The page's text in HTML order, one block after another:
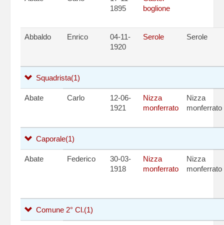
1895
boglione
Abbaldo Enrico
04-11-
1920
Serole Serole
Squadrista(1)
Abate Carlo
12-06-
1921
Nizza
monferrato
Nizza
monferrato
Caporale(1)
Abate Federico
30-03-
1918
Nizza
monferrato
Nizza
monferrato
Comune 2° Cl.(1)